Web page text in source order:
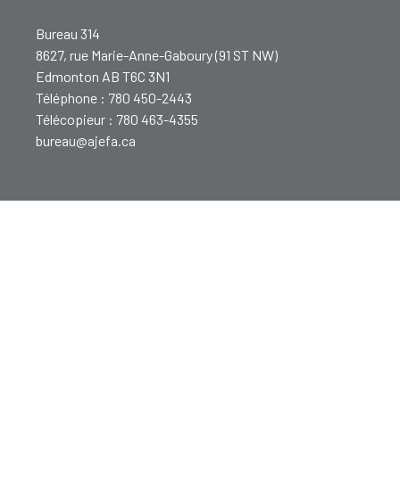
Bureau 314
8627, rue Marie-Anne-Gaboury (91 ST NW)
Edmonton AB T6C 3N1
Téléphone : 780 450-2443
Télécopieur : 780 463-4355
bureau@ajefa.ca